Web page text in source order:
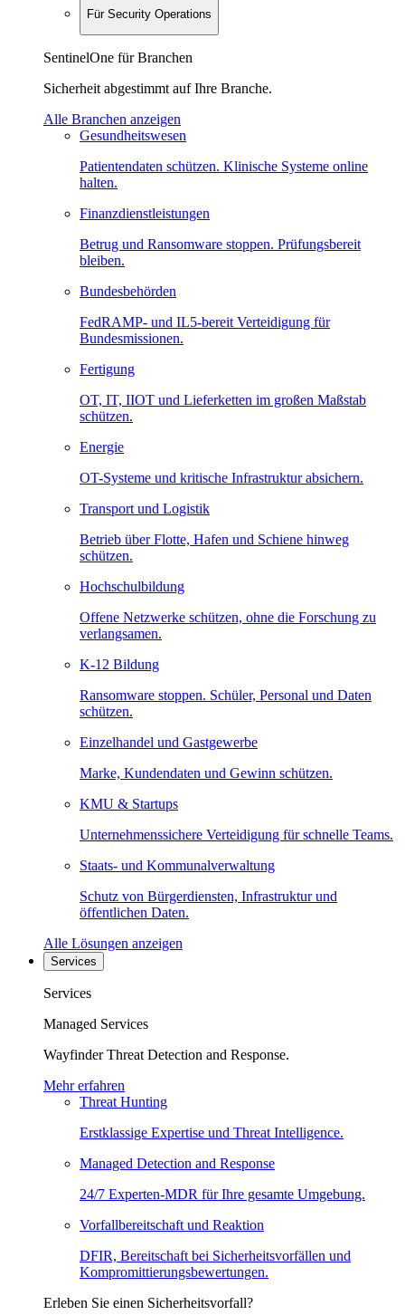
Für Security Operations
SentinelOne für Branchen
Sicherheit abgestimmt auf Ihre Branche.
Alle Branchen anzeigen
Gesundheitswesen
Patientendaten schützen. Klinische Systeme online
halten.
Finanzdienstleistungen
Betrug und Ransomware stoppen. Prüfungsbereit
bleiben.
Bundesbehörden
FedRAMP- und IL5-bereit Verteidigung für
Bundesmissionen.
Fertigung
OT, IT, IIOT und Lieferketten im großen Maßstab
schützen.
Energie
OT-Systeme und kritische Infrastruktur absichern.
Transport und Logistik
Betrieb über Flotte, Hafen und Schiene hinweg
schützen.
Hochschulbildung
Offene Netzwerke schützen, ohne die Forschung zu
verlangsamen.
K-12 Bildung
Ransomware stoppen. Schüler, Personal und Daten
schützen.
Einzelhandel und Gastgewerbe
Marke, Kundendaten und Gewinn schützen.
KMU & Startups
Unternehmenssichere Verteidigung für schnelle Teams.
Staats- und Kommunalverwaltung
Schutz von Bürgerdiensten, Infrastruktur und
öffentlichen Daten.
Alle Lösungen anzeigen
Services
Services
Managed Services
Wayfinder Threat Detection and Response.
Mehr erfahren
Threat Hunting
Erstklassige Expertise und Threat Intelligence.
Managed Detection and Response
24/7 Experten-MDR für Ihre gesamte Umgebung.
Vorfallbereitschaft und Reaktion
DFIR, Bereitschaft bei Sicherheitsvorfällen und
Kompromittierungsbewertungen.
Erleben Sie einen Sicherheitsvorfall?